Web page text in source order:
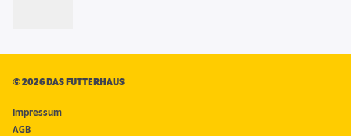
©2026 DAS FUTTERHAUS
Impressum
AGB